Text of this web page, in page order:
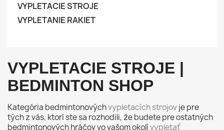
VYPLETACIE STROJE
VYPLETANIE RAKIET
VYPLETACIE STROJE |
BEDMINTON SHOP
Kategória bedmintonovýchvypletacích strojovje pre
tých z vás, ktorí ste sa rozhodili, že budete pre ostatných
bedmintonových hráčov vo vašom okolívypletať